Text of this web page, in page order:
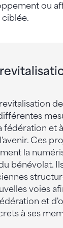
ou
fédération et
Ces
la
bénévolat.
voies
et
à ses